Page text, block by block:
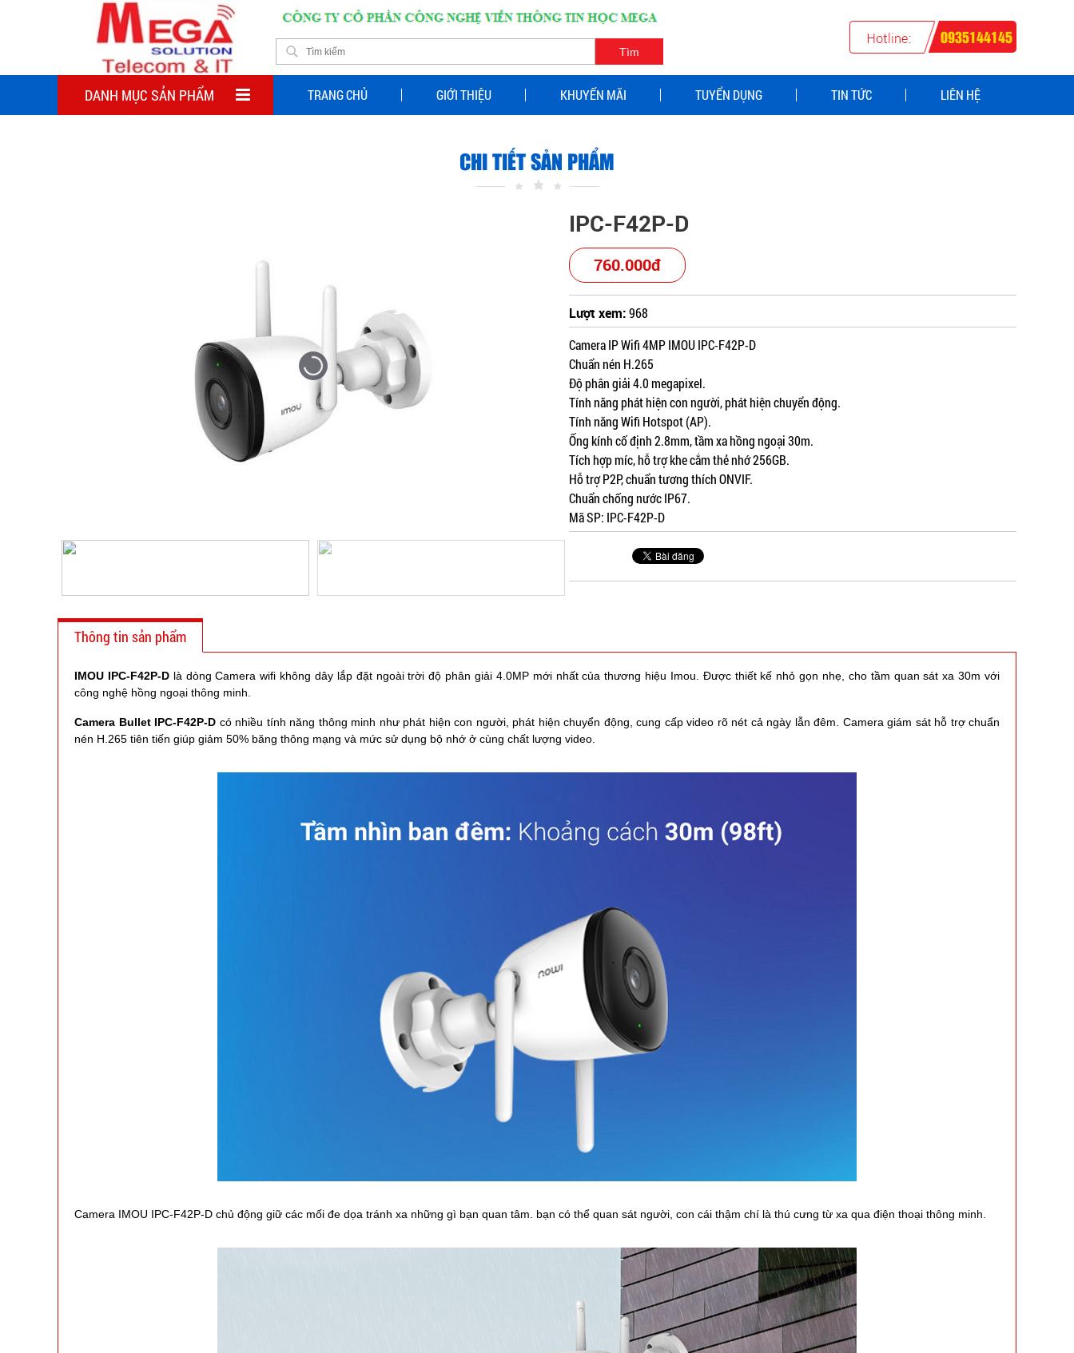
0935144145
DANH MỤC SẢN PHẨM TRANG CHỦ GIỚI THIỆU KHUYẾN MÃI TUYỂN DỤNG TIN TỨC LIÊN HỆ
CHI TIẾT SẢN PHẨM
IPC-F42P-D
760.000đ
Lượt xem:968
Camera IP Wifi 4MP IMOU IPC-F42P-D
Chuẩn nén H.265
Độ phân giải 4.0 megapixel.
Tính năng phát hiện con người, phát hiện chuyển động.
Tính năng Wifi Hotspot (AP).
Ống kính cố định 2.8mm, tầm xa hồng ngoại 30m.
Tích hợp míc, hỗ trợ khe cắm thẻ nhớ 256GB.
Hỗ trợ P2P, chuẩn tương thích ONVIF.
Chuẩn chống nước IP67.
Mã SP: IPC-F42P-D
Thông tin sản phẩm
IMOU IPC-F42P-Dlà dòng Camera wifi không dây lắp đặt ngoài trời độ phân giải 4.0MP mới nhất của thương hiệu Imou. Được thiết kế nhỏ gọn nhẹ, cho tầm quan sát xa 30m với
công nghệ hồng ngoại thông minh.
Camera Bullet IPC-F42P-D có nhiều tính năng thông minh như phát hiện con người, phát hiện chuyển động, cung cấp video rõ nét cả ngày lẫn đêm. Camera giám sát hỗ trợ chuẩn
nén H.265 tiên tiến giúp giảm 50% băng thông mạng và mức sử dụng bộ nhớ ở cùng chất lượng video.
Camera IMOU IPC-F42P-D chủ động giữ các mối đe dọa tránh xa những gì bạn quan tâm. bạn có thể quan sát người, con cái thậm chí là thú cưng từ xa qua điện thoại thông minh.